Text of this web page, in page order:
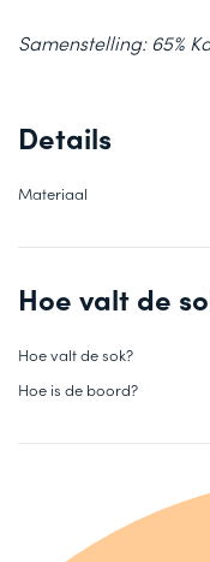
Samenstelling: 65%
Details
Materiaal
Hoe valt de
Hoe valt de sok?
Hoe is de boord?